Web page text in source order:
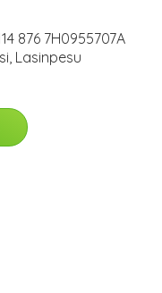
876 7H0955707A
Lasinpesu